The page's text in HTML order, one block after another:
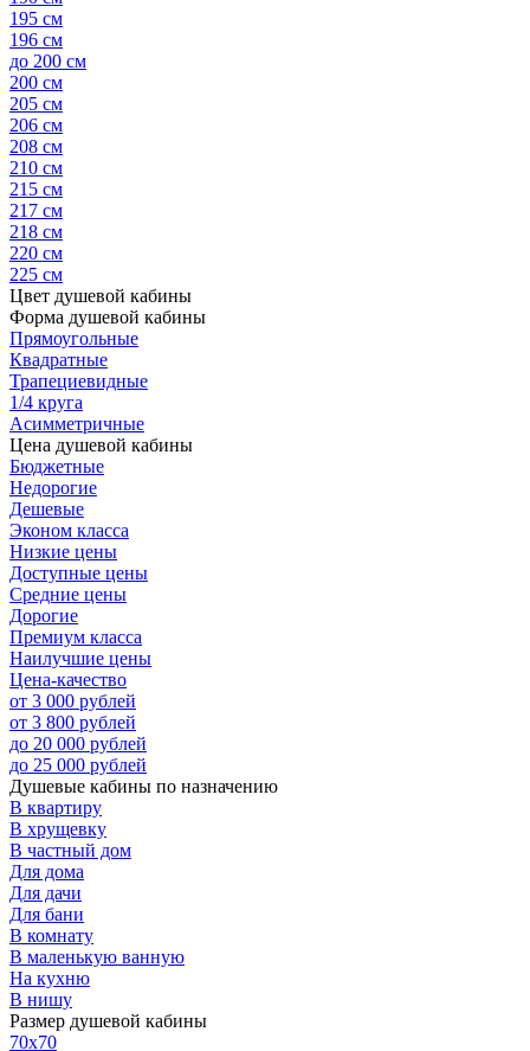
195 см
196 см
до 200 см
200 см
205 см
206 см
208 см
210 см
215 см
217 см
218 см
220 см
225 см
Цвет душевой кабины
Форма душевой кабины
Прямоугольные
Квадратные
Трапециевидные
1/4 круга
Асимметричные
Цена душевой кабины
Бюджетные
Недорогие
Дешевые
Эконом класса
Низкие цены
Доступные цены
Средние цены
Дорогие
Премиум класса
Наилучшие цены
Цена-качество
от 3 000 рублей
от 3 800 рублей
до 20 000 рублей
до 25 000 рублей
Душевые кабины по назначению
В квартиру
В хрущевку
В частный дом
Для дома
Для дачи
Для бани
В комнату
В маленькую ванную
На кухню
В нишу
Размер душевой кабины
70х70